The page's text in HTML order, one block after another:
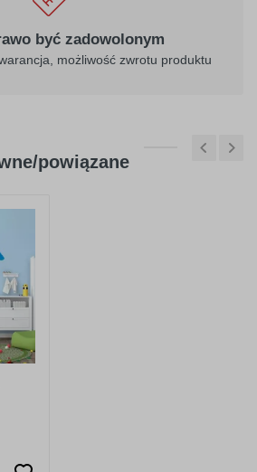
być zadowolonym
możliwość zwrotu produktu
powiązane